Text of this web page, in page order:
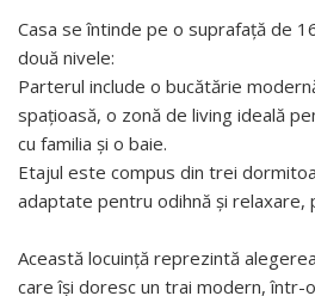
Casa se întinde pe o suprafață de
două nivele:
Parterul include o bucătărie
spațioasă, o zonă de living ideală
cu familia și o baie.
Etajul este compus din trei
adaptate pentru odihnă și relaxare,
Această locuință reprezintă
care își doresc un trai modern, într-